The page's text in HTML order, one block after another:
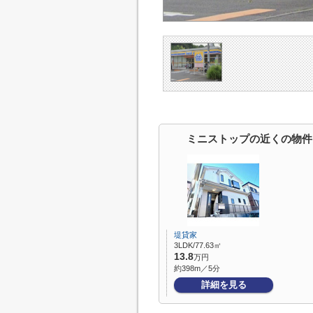
ミニストップの近くの物件
堤貸家
3LDK/77.63㎡
13.8万円
約398m／5分
詳細を見る